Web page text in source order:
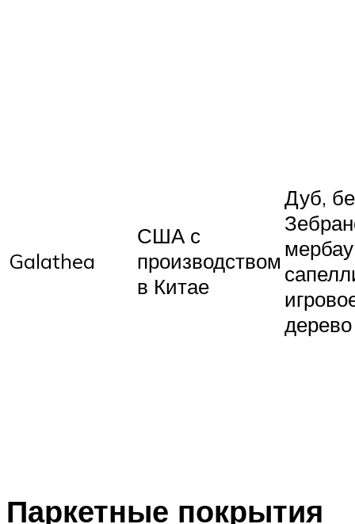
Galathea
США с
производством
в Китае
Дуб,
дерево
Паркетные покрытия